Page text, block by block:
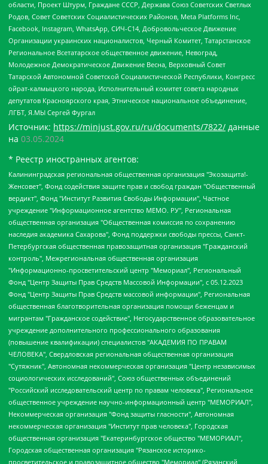
области, Проект Штурм, Граждане СССР, Держава Союз Советских Светлых
Родов, Совет Советских Социалистических Районов, Meta Platforms Inc,
Facebook, Instagram, WhatsApp, СИЧ-С14, Добровольческое Движение
Организации украинских националистов, Черный Комитет, Татарстанское
Региональное Всетатарское общественное движение, Невоград,
Молодежное Демократическое Движение Весна, Верховный Совет
Татарской Автономной Советской Социалистической Республики, Конгресс
ойрат-калмыцкого народа, Исполнительный комитет совета народных
депутатов Красноярского края, Этническое национальное объединение,
ЛГБТ, Я.МЫ Сергей Фургал
Источник: https://minjust.gov.ru/ru/documents/7822/ данные
на 03.05.2024
* Реестр иностранных агентов:
Калининградская региональная общественная организация "Экозащита!-Женсовет", Фонд содействия защите прав и свобод граждан "Общественный вердикт", Фонд "Институт Развития Свободы Информации", Частное учреждение "Информационное агентство МЕМО. РУ", Региональная общественная организация "Общественная комиссия по сохранению наследия академика Сахарова", Фонд поддержки свободы прессы, Санкт-Петербургская общественная правозащитная организация "Гражданский контроль", Межрегиональная общественная организация "Информационно-просветительский центр "Мемориал", Региональный Фонд "Центр Защиты Прав Средств Массовой Информации", с 05.12.2023 Фонд "Центр Защиты Прав Средств массовой информации", Региональная общественная благотворительная организация помощи беженцам и мигрантам "Гражданское содействие", Негосударственное образовательное учреждение дополнительного профессионального образования (повышение квалификации) специалистов "АКАДЕМИЯ ПО ПРАВАМ ЧЕЛОВЕКА", Свердловская региональная общественная организация "Сутяжник", Автономная некоммерческая организация "Центр независимых социологических исследований", Союз общественных объединений "Российский исследовательский центр по правам человека", Региональное общественное учреждение научно-информационный центр "МЕМОРИАЛ", Некоммерческая организация "Фонд защиты гласности", Автономная некоммерческая организация "Институт прав человека", Городская общественная организация "Екатеринбургское общество "МЕМОРИАЛ", Городская общественная организация "Рязанское историко-просветительское и правозащитное общество "Мемориал" (Рязанский Мемориал), Челябинский региональный орган общественной самодеятельности – женское общественное объединение "Женщины Евразии", Челябинский региональный орган общественной самодеятельности "Уральская правозащитная группа", Фонд содействия защите здоровья и социальной справедливости имени Андрея Рылькова, Автономная Некоммерческая Организация "Аналитический Центр Юрия Левады", Автономная некоммерческая организация социальной поддержки населения "Проект Апрель", Региональная общественная организация помощи женщинам и детям, находящимся в кризисной ситуации "Информационно-методический центр "Анна", Фонд содействия развитию массовых коммуникаций и правовому просвещению "Так-так-Так", Фонд содействия устойчивому развитию "Серебряная тайга", Свердловский региональный общественный фонд социальных проектов "Новое время", "Idel.Реалии", Кавказ.Реалии, Крым.Реалии, Телеканал Настоящее Время, Татаро-башкирская служба Радио Свобода (Azatliq Radiosi), Радио Свободная Европа/Радио Свобода (PCE/PC), "Сибирь.Реалии", "Фактограф", Благотворительный фонд помощи осужденным и их семьям, Автономная некоммерческая организация "Институт глобализации и социальных движений", Фонд "В защиту прав заключенных", Частное учреждение "Центр поддержки и содействия развитию средств массовой информации", Пензенский региональный общественный благотворительный фонд "Гражданский союз", "Север.Реалии", Некоммерческая организация Фонд "Правовая инициатива", Общество с ограниченной ответственностью "Радио Свободная Европа/Радио Свобода", Чешское информационное агентство "MEDIUM-ORIENT", Красноярская региональная общественная организация "Мы против СПИДа", Камалягин Денис Николаевич, Маркелов Сергей Евгеньевич, Пономарев Лев Александрович, Савицкая Людмила Алексеевна, Автономная некоммерческая организация "Центр по работе с проблемой насилия "НАСИЛИЮ.НЕТ", Межрегиональный профессиональный союз работников здравоохранения "Альянс врачей", Юридическое лицо, зарегистрированное в Латвийской Республике, SIA "Medusa Project" (регистрационный номер 40103797863, дата регистрации 10.06.2014), Некоммерческая организация "Фонд по борьбе с коррупцией", Автономная некоммерческая организация "Институт права и публичной политики", Баданин Роман Сергеевич, Гликин Максим Александрович, Железнова Мария Михайловна, Лукьянова Юлия Сергеевна, Маетная Елизавета Витальевна, Маняхин Петр Борисович, Чуракова Ольга Владимировна, Ярош Юлия Петровна, Юридическое лицо "The Insider SIA", зарегистрированное в Риге, Латвийская Республика (дата регистрации 26.06.2015), являющееся администратором доменного имени интернет-издания "The Insider SIA", https://theins.ru, Постернак Алексей Евгеньевич, Рубин Михаил Аркадьевич, Анин Роман Александрович, Юридическое лицо Istories fonds, зарегистрированное в Латвийской Республике (регистрационный номер 50008295751, дата регистрации 24.02.2020), Великовский Дмитрий Александрович, Долинина Ирина Николаевна, Мароховская Алеся Алексеевна, Шлейнов Роман Юрьевич, Шмагун Олеся Валентиновна, Общество с ограниченной ответственностью "Альтаир 2021", Общество с ограниченной ответственностью "Вега 2021", Общество с ограниченной ответственностью "Главный редактор 2021", Общество с ограниченной ответственностью "Ромашки монолит", Важенков Артем Валерьевич, Ивановская областная общественная организация "Центр гендерных исследований", Гурман Юрий Альбертович, Медиапроект "ОВД-Инфо", Егоров Владимир Владимирович, Жилинский Владимир Александрович, Общество с ограниченной ответственностью "ЗП", Иванова София Юрьевна, Карезина Инна Павловна, Кильтау Екатерина Викторовна, Петров Алексей Викторович, Пискунов Сергей Евгеньевич, Смирнов Сергей Сергеевич, Тихонов Михаил Сергеевич, Общество с ограниченной ответственностью "ЖУРНАЛИСТ-ИНОСТРАННЫЙ АГЕНТ", Арапова Галина Юрьевна, Вольтская Татьяна Анатольевна, Американская компания "Mason G.E.S. Anonymous Foundation" (США), являющаяся владельцем интернет-издания https://mnews.world/, Компания "Stichting Bellingcat", зарегистрированная в Нидерландах (дата регистрации 11.07.2018), Захаров Андрей Вячеславович, Клепиковская Екатерина Дмитриевна, Общество с ограниченной ответственностью "МЕМО", Перл Роман Александрович, Симонов Евгений Алексеевич, Соловьева Елена Анатольевна, Сотников Даниил Владимирович, Сурначева Елизавета Дмитриевна, Автономная некоммерческая организация по защите прав человека и информированию населения "Якутия – Наше Мнение", Общество с ограниченной ответственностью "Москоу диджитал медиа", с 26.01.2023 Общество с ограниченной ответственностью "Чайка Белые сады", Ветошкина Валерия Валерьевна, Заговора Максим Александрович, Межрегиональное общественное движение "Российская ЛГБТ - сеть", Оленичев Максим Владимирович, Павлов Иван Юрьевич, Скворцова Елена Сергеевна, Общество с ограниченной ответственностью "Как бы инагент", Кочетков Игорь Викторович, Общество с ограниченной ответственностью "Честные выборы", Еланчик Олег Александрович, Общество с ограниченной ответственностью "Нобелевский призыв", Гималова Регина Эмилевна, Григорьев Андрей Валерьевич, Григорьева Алина Александровна, Ассоциация по содействию защите прав призывников, альтернативнослужащих и военнослужащих "Правозащитная группа "Гражданин.Армия.Право", Хисамова Регина Фаритовна, Автономная некоммерческая организация по реализации социально-правовых программ "Лилит", Дальневосточное общественное движение "Маяк", Санкт-Петербургская ЛГБТ-инициативная группа "Выход", Инициативная группа ЛГБТ+ "Реверс", Алексеев Андрей Викторович, Бекбулатова Таисия Львовна, Беляев Иван Михайлович, Владыкина Елена Сергеевна, Гельман Марат Александрович, Никульшина Вероника Юрьевна, Толоконникова Надежда Андреевна, Шендерович Виктор Анатольевич, Общество с ограниченной ответственностью "Данное сообщение", Общество с ограниченной ответственностью Издательский дом "Новая глава", Айнбиндер Александра Александровна, Московский комьюнити-центр для ЛГБТ+инициатив, Благотворительный фонд развития филантропии, Deutsche Welle (Германия, Kurt-Schumacher-Strasse 3, 53113 Bonn), Борзунова Мария Михайловна, Воробьев Виктор Викторович, Голубева Анна Львовна, Константинова Алла Михайловна, Малкова Ирина Владимировна, Мурадов Мурад Абдулгалимович, Осетинская Елизавета Николаевна, Понасенков Евгений Николаевич, Ганапольский Матвей Юрьевич, Киселев Евгений Алексеевич, Борухович Ирина Григорьевна, Дремин Иван Тимофеевич, Дубровский Дмитрий Викторович, Красноярская региональная общественная организация поддержки и развития альтернативных образовательных технологий и межкультурных коммуникаций "ИНТЕРРА", Маяковская Екатерина Алексеевна, Фейгин Марк Захарович, Филимонов Андрей Викторович, Дзугкоева Регина Николаевна, Доброхотов Роман Александрович, Дудь Юрий Александрович, Елкин Сергей Владимирович, Кругликов Кирилл Игоревич, Сабунаева Мария Леонидовна, Семенов Алексей Владимирович, Шаинян Карен Багратович, Шульман Екатерина Михайловна, Асафьев Артур Валерьевич, Вахштайн Виктор Семенович, Венедиктов Алексей Алексеевич, Лушникова Екатерина Евгеньевна, Волков Леонид Михайлович, Невзоров Александр Глебович, Пархоменко Сергей Борисович, Сироткин Ярослав Николаевич, Кара-Мурза Владимир Владимирович, Баранова Наталья Владимировна, Гозман Леонид Яковлевич, Кагарлицкий Борис Юльевич, Климарев Михаил Валерьевич, Милов Владимир Станиславович, Автономная некоммерческая организация Краснодарский центр современного искусства "Типография", Моргенштерн Алишер Тагирович, Соболь Любовь Эдуардовна, Общество с ограниченной ответственностью "ЛИЗА НОРМ", Каспаров Гарри Кимович, Ходорковский Михаил Борисович, Общество с ограниченной ответственностью "Апрельские тезисы", Данилович Ирина Брониславовна, Кашин Олег Владимирович, Петров Николай Владимирович, Пивоваров Алексей Владимирович, Соколов Михаил Владимирович, Цветкова Юлия Владимировна, Чичваркин Евгений Александрович, Комитет против пыток/Команда против пыток, Общество с ограниченной ответственностью "Первый научный", Общество с ограниченной ответственностью "Вертолет и ко", Белоцерковская Вероника Борисовна, Кац Максим Евгеньевич, Лазарева Татьяна Юрьевна, Шаведдинов Руслан Табризович, Яшин Илья Валерьевич, Общество с ограниченной ответственностью "Иноагент ААВ", Алешковский Дмитрий Петрович, Альбац Евгения Марковна, Быков Дмитрий Львович, Галямина Юлия Евгеньевна, Лойко Сергей Леонидович, Мартынов Кирилл Константинович, Медведев Сергей Александрович, Крашенинников Федор Геннадиевич, Гордеева Катерина Вл